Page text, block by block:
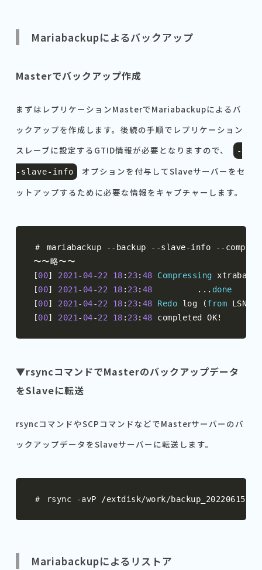
Mariabackupによるバックアップ
Masterでバックアップ作成
まずはレプリケーションMasterでMariabackupによるバ
ックアップを作成します。後続の手順でレプリケーション
スレーブに設定するGTID情報が必要となりますので、
-
- slave- info
オプションを付与してSlaveサーバーをセ
ットアップするために必要な情報をキャプチャーします。
＃ mariabackup -- backup --slave-info --
〜〜略〜〜
[00] 2021- 04-22 18 : 23: 48
Compressing
[00] 2021- 04-22 18 : 23: 48 ... done
[00] 2021- 04-22 18 : 23: 48 Redo log (from LSN
[00] 2021- 04-22 18 : 23: 48 completed OK!
▼rsyncコマンドでMasterのバックアップデータ
をSlaveに転送
rsyncコマンドやSCPコマンドなどでMasterサーバーのバ
ックアップデータをSlaveサーバーに転送します。
＃ rsync -avP /extdisk/work/backup_20220615
Mariabackupによるリストア